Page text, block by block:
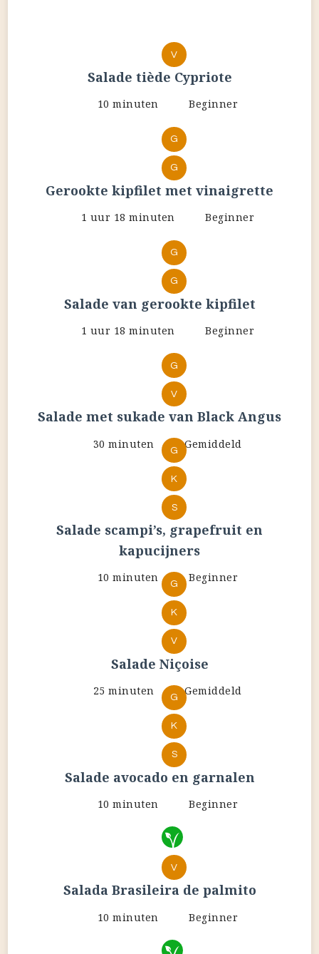
V
Salade tiède Cypriote
10 minuten Beginner
G
G
Gerookte kipfilet met vinaigrette
1 uur 18 minuten Beginner
G
G
Salade van gerookte kipfilet
1 uur 18 minuten Beginner
G
V
Salade met sukade van Black Angus
30 minuten Gemiddeld
G
K
S
Salade scampi’s, grapefruit en
kapucijners
10 minuten Beginner
G
K
V
Salade Niçoise
25 minuten Gemiddeld
G
K
S
Salade avocado en garnalen
10 minuten Beginner
V
Salada Brasileira de palmito
10 minuten Beginner